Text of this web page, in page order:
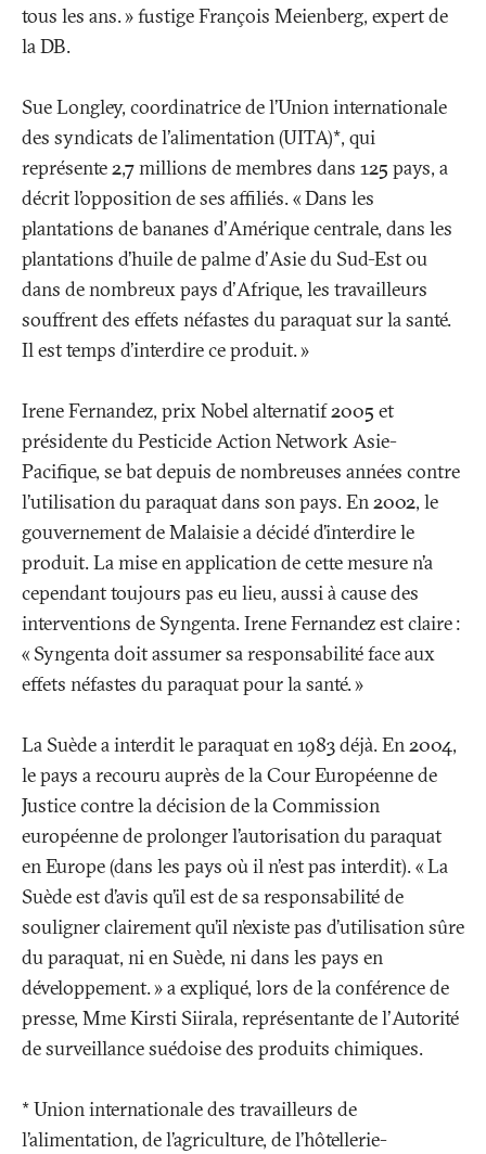
tous les ans.» fustige François Meienberg, expert de
la DB.
Sue Longley, coordinatrice de l’Union internationale
des syndicats de l'alimentation (UITA)*, qui
représente 2,7 millions de membres dans 125 pays, a
décrit l’opposition de ses affiliés. «Dans les
plantations de bananes d'Amérique centrale, dans les
plantations d’huile de palme d'Asie du Sud-Est ou
dans de nombreux pays d'Afrique, les travailleurs
souffrent des effets néfastes du paraquat sur la santé.
Il est temps d'interdire ce produit.»
Irene Fernandez, prix Nobel alternatif 2005 et
présidente du Pesticide Action Network Asie-
Pacifique, se bat depuis de nombreuses années contre
l’utilisation du paraquat dans son pays. En 2002, le
gouvernement de Malaisie a décidé d’interdire le
produit. La mise en application de cette mesure n’a
cependant toujours pas eu lieu, aussi à cause des
interventions de Syngenta. Irene Fernandez est claire:
« Syngenta doit assumer sa responsabilité face aux
effets néfastes du paraquat pour la santé.»
La Suède a interdit le paraquat en 1983 déjà. En 2004,
le pays a recouru auprès de la Cour Européenne de
Justice contre la décision de la Commission
européenne de prolonger l’autorisation du paraquat
en Europe (dans les pays où il n'est pas interdit). «La
Suède est d’avis qu’il est de sa responsabilité de
souligner clairement qu’il n’existe pas d’utilisation sûre
du paraquat, ni en Suède, ni dans les pays en
développement.» a expliqué, lors de la conférence de
presse, Mme Kirsti Siirala, représentante de l'Autorité
de surveillance suédoise des produits chimiques.
* Union internationale des travailleurs de
l’alimentation, de l’agriculture, de l’hôtellerie-